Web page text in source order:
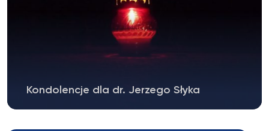
Kondolencje dla dr. Jerzego Słyka